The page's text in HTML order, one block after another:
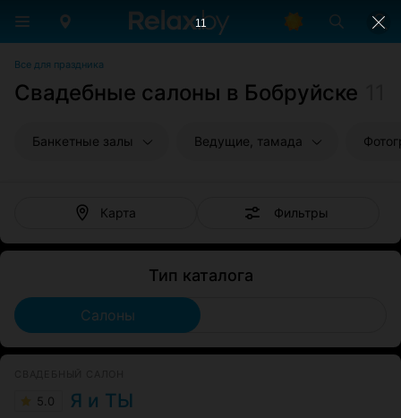
Все для праздника
Свадебные салоны в Бобруйске
Банкетные залы Ведущие, тамада
Карта Фильтры
Тип каталога
Салоны
5.0 Я и ТЫ
10